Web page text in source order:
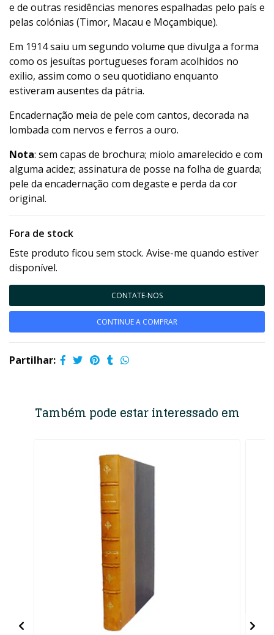
e de outras residências menores espalhadas pelo país e
pelas colónias (Timor, Macau e Moçambique).
Em 1914 saiu um segundo volume que divulga a forma
como os jesuítas portugueses foram acolhidos no
exilio, assim como o seu quotidiano enquanto
estiveram ausentes da pátria.
Encadernação meia de pele com cantos, decorada na
lombada com nervos e ferros a ouro.
Nota: sem capas de brochura; miolo amarelecido e com
alguma acidez; assinatura de posse na folha de guarda;
pele da encadernação com degaste e perda da cor
original.
Fora de stock
Este produto ficou sem stock. Avise-me quando estiver
disponível.
CONTATE-NOS
CONTINUE A COMPRAR
Partilhar:
Também pode estar interessado em